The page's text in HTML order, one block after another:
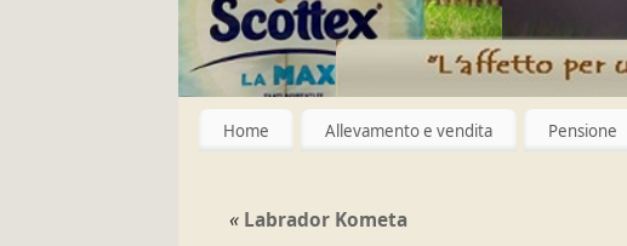
Home Allevamento e vendita Pensione
« Labrador Kometa